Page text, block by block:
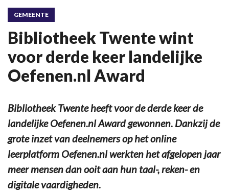
GEMEENTE
Bibliotheek Twente wint
voor derde keer landelijke
Oefenen.nl Award
Bibliotheek Twente heeft voor de derde keer de
landelijke Oefenen.nl Award gewonnen. Dankzij de
grote inzet van deelnemers op het online
leerplatform Oefenen.nl werkten het afgelopen jaar
meer mensen dan ooit aan hun taal-, reken- en
digitale vaardigheden.